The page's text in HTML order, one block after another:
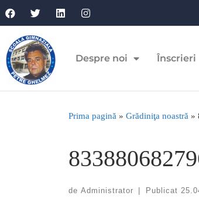
Despre noi Înscrieri
Prima pagină » Grădiniţa noastră »
de Administrator | Publicat